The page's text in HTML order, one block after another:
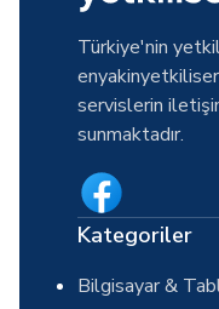
Türkiye'nin
servislerin
sunmaktadır.
Kategoriler
Bilgisayar &